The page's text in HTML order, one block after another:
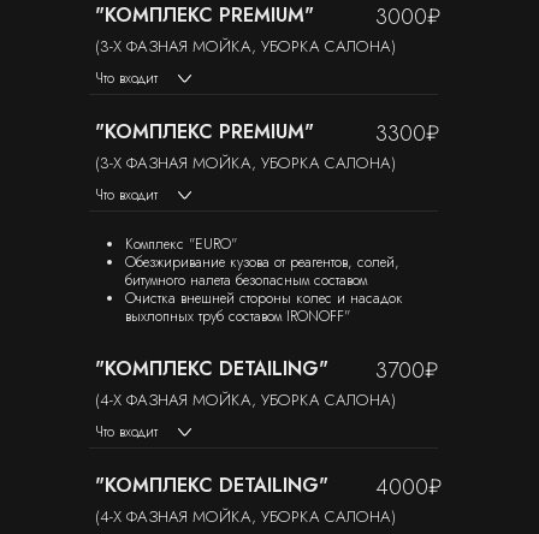
"КОМПЛЕКС PREMIUM"
(3-Х ФАЗНАЯ МОЙКА, УБОРКА САЛОНА)
3000₽
Что входит
"КОМПЛЕКС PREMIUM"
(3-Х ФАЗНАЯ МОЙКА, УБОРКА САЛОНА)
3300₽
Что входит
Комплекс "EURO"
Обезжиривание кузова от реагентов, солей,
битумного налета безопасным составом
Очистка внешней стороны колес и насадок
выхлопных труб составом IRONOFF"
"КОМПЛЕКС DETAILING"
(4-Х ФАЗНАЯ МОЙКА, УБОРКА САЛОНА)
3700₽
Что входит
"КОМПЛЕКС DETAILING"
(4-Х ФАЗНАЯ МОЙКА, УБОРКА САЛОНА)
4000₽
Отзывы
Более 1000 сделанных авто
5 звёзд наЯ.Картах
Другие услуги